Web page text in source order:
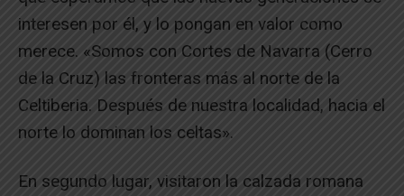
interesen por él, y lo pongan en valor como
merece. «Somos con Cortes de Navarra (Cerro
de la Cruz) las fronteras más al norte de la
Celtiberia. Después de nuestra localidad, hacia el
norte lo dominan los celtas».
En segundo lugar, visitaron la calzada romana